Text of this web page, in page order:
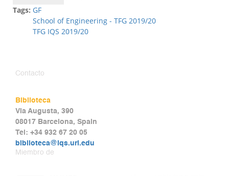
Tags: GF
School of Engineering - TFG 2019/20
TFG IQS 2019/20
Contacto
Biblioteca
Via Augusta, 390
08017 Barcelona, Spain
Tel: +34 932 67 20 05
biblioteca@iqs.url.edu
Miembro de